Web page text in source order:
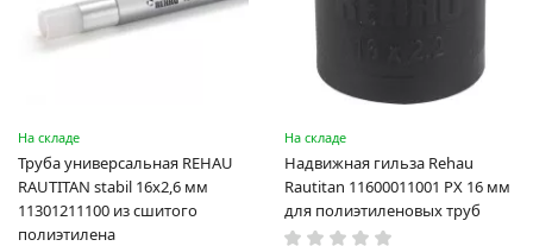
На складе
Труба универсальная REHAU
RAUTITAN stabil 16х2,6 мм
11301211100 из сшитого
полиэтилена
На складе
Надвижная гильза Rehau
Rautitan 11600011001 PX 16 мм
для полиэтиленовых труб